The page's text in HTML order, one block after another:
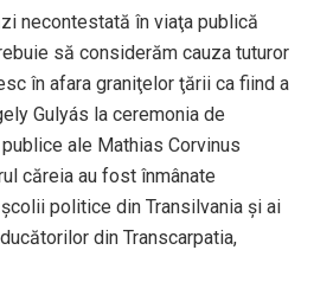
necontestată în viaţa publică
să considerăm cauza tuturor
în afara graniţelor ţării ca fiind a
Gulyás la ceremonia de
ale Mathias Corvinus
căreia au fost înmânate
politice din Transilvania şi ai
din Transcarpatia,